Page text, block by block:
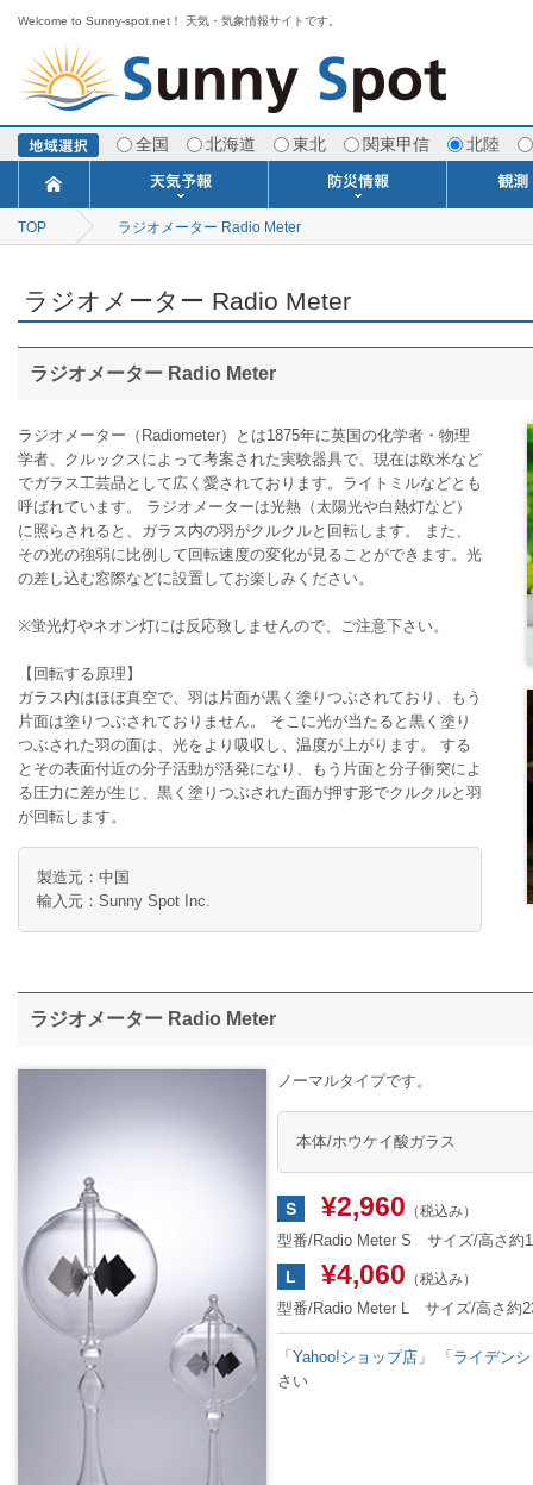
Welcome to Sunny-spot.net！ 天気・気象情報サイトです。
全国 北海道 東北 関東甲信 北陸
TOPICS
分布予報
今日明日の天気
ポイント予報
週間天気予報
1ヶ月予報
3ヶ月予報
寒・暖候期予報
世界の天気
海上予報
TOP ラジオメーター Radio Meter
ラジオメーター Radio Meter
ラジオメーター Radio Meter
ラジオメーター（Radiometer）とは1875年に英国の化学者・物理
学者、クルックスによって考案された実験器具で、現在は欧米など
でガラス工芸品として広く愛されております。ライトミルなどとも
呼ばれています。 ラジオメーターは光熱（太陽光や白熱灯など）
に照らされると、ガラス内の羽がクルクルと回転します。 また、
その光の強弱に比例して回転速度の変化が見ることができます。光
の差し込む窓際などに設置してお楽しみください。
※蛍光灯やネオン灯には反応致しませんので、ご注意下さい。
【回転する原理】
ガラス内はほぼ真空で、羽は片面が黒く塗りつぶされており、もう
片面は塗りつぶされておりません。 そこに光が当たると黒く塗り
つぶされた羽の面は、光をより吸収し、温度が上がります。 する
とその表面付近の分子活動が活発になり、もう片面と分子衝突によ
る圧力に差が生じ、黒く塗りつぶされた面が押す形でクルクルと羽
が回転します。
製造元：中国
輸入元：Sunny Spot Inc.
ラジオメーター Radio Meter
ノーマルタイプです。
本体/ホウケイ酸ガラス
S ¥2,960 （税込み）
型番/Radio Meter S サイズ/高さ約
L ¥4,060 （税込み）
型番/Radio Meter L サイズ/高さ約
「 Yahoo!ショップ店 」 「 ライデン
さい